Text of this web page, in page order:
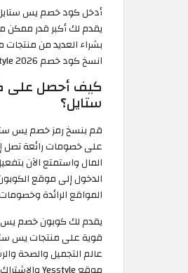
أدخل كود خصم يس
يقدم لك أكبر قدر ممكن
بشراء العديد من
انسخ كود خصم Yesstyle 2026 واستخدمه الآن!!
كيف أحصل
ستايل؟
قم بنسخ رمز خصم يس
المال واستمتع الآن
الدخول إلى موقع
المواقع الرائدة
قوية على منتجات يس
عالم التجميل والصحة